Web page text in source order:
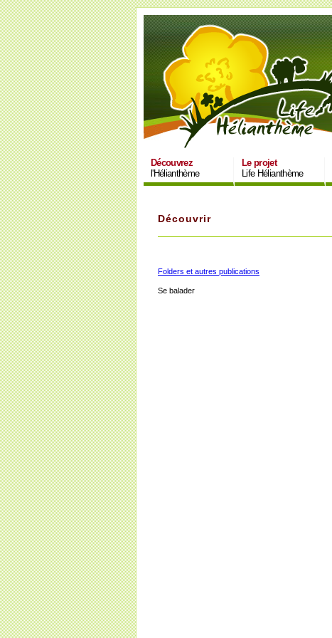
Découvrez
l'Hélianthème
Le projet
Life Hélianthème
Découvrir
Folders et autres publications
Se balader